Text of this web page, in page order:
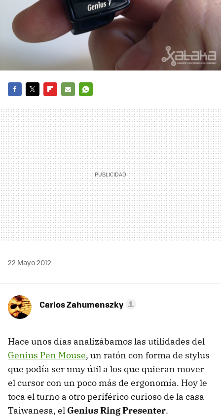
MAIL
22 Mayo 2012
Carlos Zahumenszky
Hace unos días analizábamos las utilidades del
Genius Pen Mouse, un ratón con forma de stylus
que podía ser muy útil a los que quieran mover
el cursor con un poco más de ergonomía. Hoy le
toca el turno a otro periférico curioso de la casa
Taiwanesa, el Genius Ring Presenter.